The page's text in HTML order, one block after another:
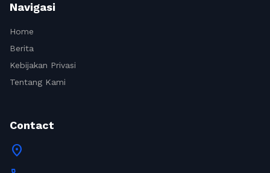
Navigasi
Home
Berita
Kebijakan Privasi
Tentang Kami
Contact
location_on